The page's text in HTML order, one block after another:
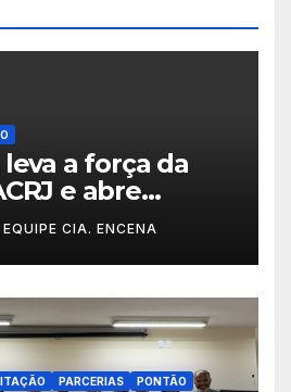
a força da
e abre
a 2ª turma do
Primeiro Filme”
EQUIPE CIA. ENCENA
PARCERIAS PONTÃO